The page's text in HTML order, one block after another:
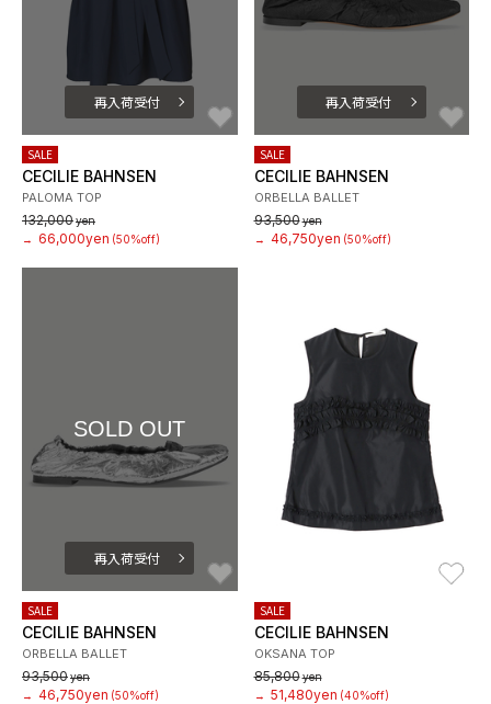
再入荷受付
SALE
CECILIE BAHNSEN
PALOMA TOP
132,000yen
→ 66,000yen (50%off)
再入荷受付
SALE
CECILIE BAHNSEN
ORBELLA BALLET
93,500yen
→ 46,750yen (50%off)
SOLD OUT
再入荷受付
SALE
CECILIE BAHNSEN
ORBELLA BALLET
93,500yen
→ 46,750yen (50%off)
SALE
CECILIE BAHNSEN
OKSANA TOP
85,800yen
→ 51,480yen (40%off)